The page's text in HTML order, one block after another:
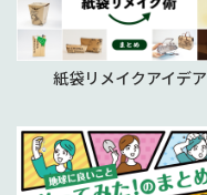
紙袋リメイクアイデア